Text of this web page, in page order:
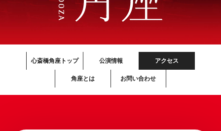
心斎橋角座トップ 公演情報 アクセス
角座とは お問い合わせ